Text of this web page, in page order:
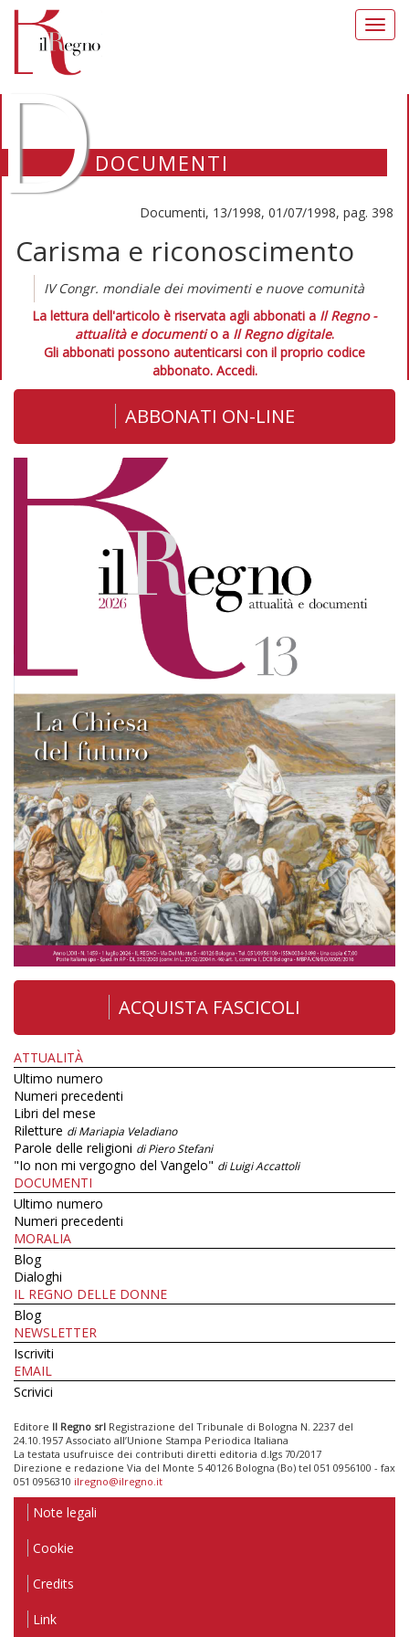
DOCUMENTI
Documenti, 13/1998, 01/07/1998, pag. 398
Carisma e riconoscimento
IV Congr. mondiale dei movimenti e nuove comunità
La lettura dell'articolo è riservata agli abbonati a Il Regno -
attualità e documentio a Il Regno digitale.
Gli abbonati possono autenticarsi con il proprio codice
abbonato. Accedi.
ABBONATI ON-LINE
ACQUISTA FASCICOLI
ATTUALITÀ
Ultimo numero
Numeri precedenti
Libri del mese
Riletture di Mariapia Veladiano
Parole delle religioni di Piero Stefani
"Io non mi vergogno del Vangelo" di Luigi Accattoli
DOCUMENTI
Ultimo numero
Numeri precedenti
MORALIA
Blog
Dialoghi
IL REGNO DELLE DONNE
Blog
NEWSLETTER
Iscriviti
EMAIL
Scrivici
Editore Il Regno srl Registrazione del Tribunale di Bologna N. 2237 del
24.10.1957 Associato all’Unione Stampa Periodica Italiana
La testata usufruisce dei contributi diretti editoria d.lgs 70/2017
Direzione e redazione Via del Monte 5 40126 Bologna (Bo) tel 051 0956100 - fax
051 0956310 ilregno@ilregno.it
Note legali
Cookie
Credits
Link